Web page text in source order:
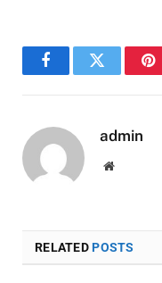
FacebookTwitter
admin
Website
RELATEDPOSTS